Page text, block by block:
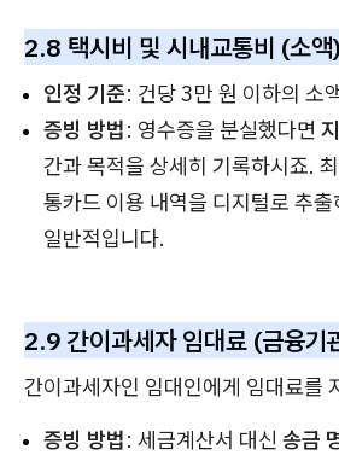
2.8 택시비 및 시내교통비 (소액)
인정 기준: 건당 3만 원 이하의 소
증빙 방법: 영수증을 분실했다면
간과 목적을 상세히 기록하시죠.
통카드 이용 내역을 디지털로 추
일반적입니다.
2.9 간이과세자 임대료 (금융기
간이과세자인 임대인에게 임대료를
증빙 방법: 세금계산서 대신 송금